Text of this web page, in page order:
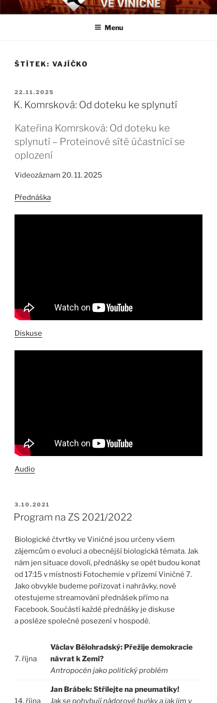
k
BIOLOGICKÉ ČTVRTKY VE
Určeno všem zájemcům o evoluci a obecnější biologická témata
Menu
ŠTÍTEK: VAJÍČKO
PUBLIKOVÁNO
22.11.2025
K. Komrsková: Od doteku ke splynutí
Kateřina Komrsková: Od doteku ke
splynutí – Proteinové sítě účastnící se
oplození
Videozáznam 20. 11. 2025
Přednáška
Diskuse
Audio
PUBLIKOVÁNO
3.10.2021
Program na ZS 2021/2022
Biologické čtvrtky ve Viničné jsou určeny všem
zájemcům o evoluci a obecnější biologická témata. Jak
nám jen situace dovolí, přednášky se opět budou konat
od 17:15 v místnosti Fotochemie v přízemí Viničné 7.
Jako obvykle budeme pořizovat i nahrávky, nově
otestujeme streamování přednášek přímo na
Facebook. Součástí každé přednášky je diskuse
a posléze společné posezení v hospodě.
7. října
Václav Bělohradský: Přežije demokracie
návrat k Zemi?
Antropocén jako politický problém
14. října
Jan Brábek: Střílejte na pneumatiky!
Jak se pohybují nádorové buňky a jak jim v